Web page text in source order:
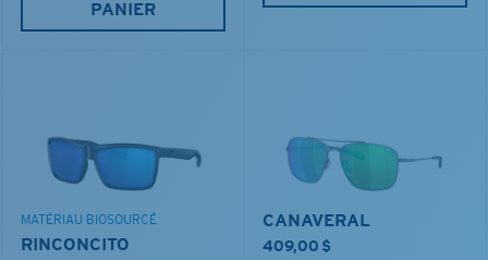
PANIER
MATÉRIAU BIOSOURCÉ
RINCONCITO
CANAVERAL
409,00 $